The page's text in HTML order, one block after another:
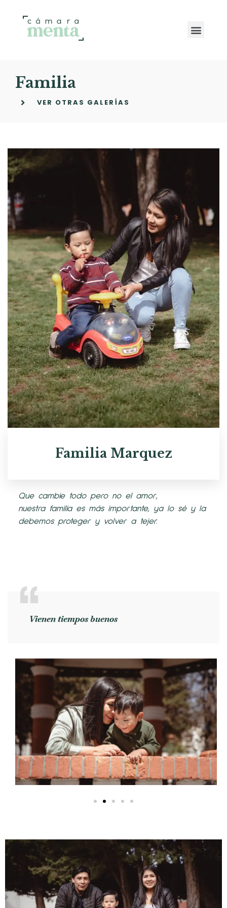
Familia
VER OTRAS GALERÍAS
Familia Marquez
Que cambie todo pero no el amor,
nuestra familia es más importante, ya lo sé y la
debemos proteger y volver a tejer.
Vienen tiempos buenos